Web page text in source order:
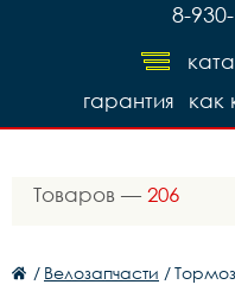
8-
как
гарантия
Товаров — 206
/ Велозапчасти /